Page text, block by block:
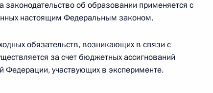
Российской Федерации и статьи 31 и 151 Уголовно-
Федерации
законодательство об образовании применяется с
настоящим Федеральным законом.
обязательств, возникающих в связи с
за счет бюджетных ассигнований
Федерации, участвующих в эксперименте.